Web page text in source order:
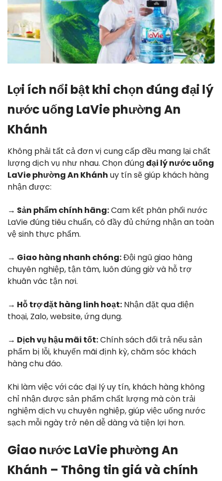
Lợi ích nổi bật khi chọn đúng đại lý
nước uống LaVie phường An
Khánh
Không phải tất cả đơn vị cung cấp đều mang lại chất
lượng dịch vụ như nhau. Chọn đúngđại lý nước uống
LaVie phường An Khánh uy tín sẽ giúp khách hàng
nhận được:
→ Sản phẩm chính hãng:Cam kết phân phối nước
LaVie đúng tiêu chuẩn, có đầy đủ chứng nhận an toàn
vệ sinh thực phẩm.
→ Giao hàng nhanh chóng:Đội ngũ giao hàng
chuyên nghiệp, tận tâm, luôn đúng giờ và hỗ trợ
khuân vác tận nơi.
→ Hỗ trợ đặt hàng linh hoạt: Nhận đặt qua điện
thoại, Zalo, website, ứng dụng.
→ Dịch vụ hậu mãi tốt:Chính sách đổi trả nếu sản
phẩm bị lỗi, khuyến mãi định kỳ, chăm sóc khách
hàng chu đáo.
Khi làm việc với các đại lý uy tín, khách hàng không
chỉ nhận được sản phẩm chất lượng mà còn trải
nghiệm dịch vụ chuyên nghiệp, giúp việc uống nước
sạch mỗi ngày trở nên dễ dàng và tiện lợi hơn.
Giao nước LaVie phường An
Khánh – Thông tin giá và chính